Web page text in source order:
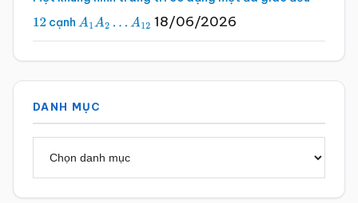
12 cạnh A1A2…A 12 18/06/2026
DANH MỤC